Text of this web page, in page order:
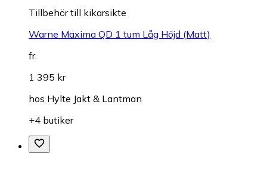
Tillbehör till kikarsikte
Warne Maxima QD 1 tum Låg Höjd (Matt)
fr.
1 395 kr
hos Hylte Jakt & Lantman
+4 butiker